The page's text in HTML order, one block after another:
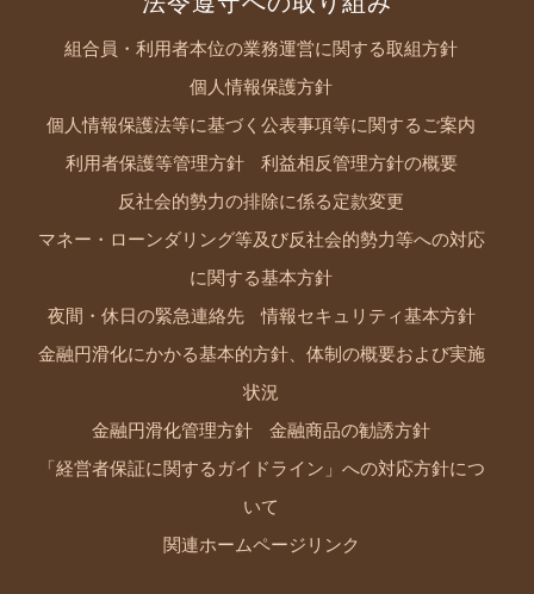
組合員・利用者本位の業務運営に関する取組方針
個人情報保護方針
個人情報保護法等に基づく公表事項等に関するご案内
利用者保護等管理方針 利益相反管理方針の概要
反社会的勢力の排除に係る定款変更
マネー・ローンダリング等及び反社会的勢力等への対応
に関する基本方針
夜間・休日の緊急連絡先 情報セキュリティ基本方針
金融円滑化にかかる基本的方針、体制の概要および実施
状況
金融円滑化管理方針 金融商品の勧誘方針
「経営者保証に関するガイドライン」への対応方針につ
いて
関連ホームページリンク